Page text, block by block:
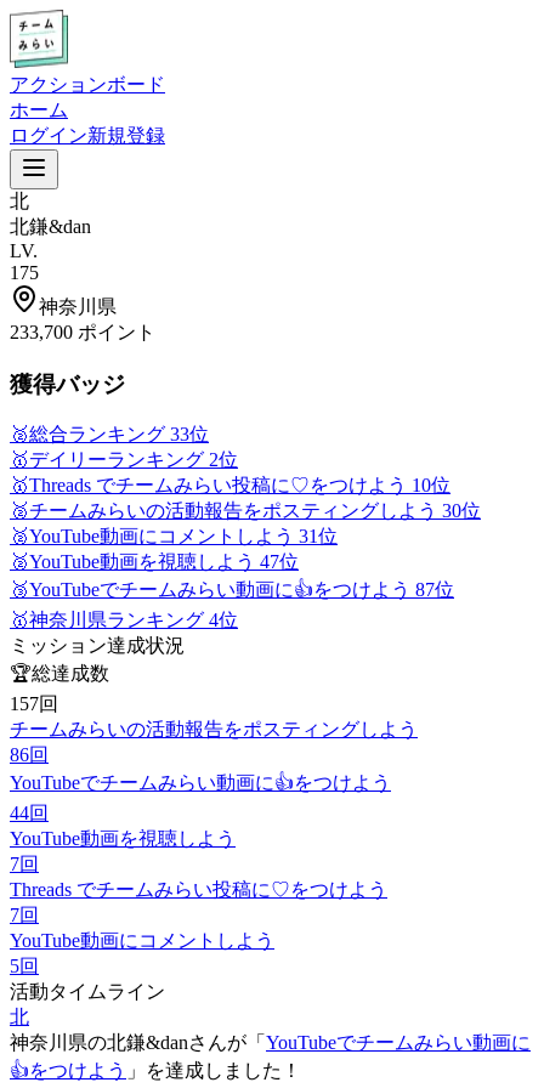
アクションボード
ホーム
ログイン新規登録
北
北鎌&dan
LV.
175
神奈川県
233,700 ポイント
獲得バッジ
🥈総合ランキング 33位
🥇デイリーランキング 2位
🥇Threads でチームみらい投稿に♡をつけよう 10位
🥈チームみらいの活動報告をポスティングしよう 30位
🥈YouTube動画にコメントしよう 31位
🥈YouTube動画を視聴しよう 47位
🥉YouTubeでチームみらい動画に👍をつけよう 87位
🥇神奈川県ランキング 4位
ミッション達成状況
🏆総達成数
157回
チームみらいの活動報告をポスティングしよう
86回
YouTubeでチームみらい動画に👍をつけよう
44回
YouTube動画を視聴しよう
7回
Threads でチームみらい投稿に♡をつけよう
7回
YouTube動画にコメントしよう
5回
活動タイムライン
北
神奈川県の北鎌&danさんが「 YouTubeでチームみらい動画に
👍をつけよう 」を達成しました！